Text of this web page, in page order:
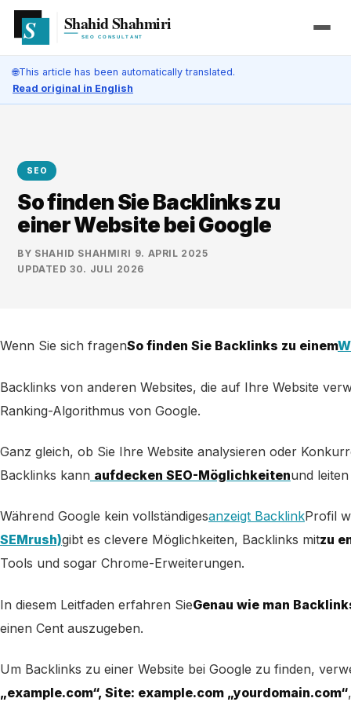
🌐This article has been automatically translated.
Read original in English
SEO
So finden Sie Backlinks zu
einer Website bei Google
BY SHAHID SHAHMIRI 9. APRIL 2025
UPDATED30. JULI 2026
Wenn Sie sich fragenSo finden Sie Backlinks zu einem
Backlinks von anderen Websites, die auf Ihre Website
Ranking-Algorithmus von Google.
Ganz gleich, ob Sie Ihre Website analysieren oder
Backlinks kann aufdecken SEO-Möglichkeitenund
Während Google kein vollständigesanzeigt BacklinkProfil
SEMrush)gibt es clevere Möglichkeiten, Backlinks mitzu
Tools und sogar Chrome-Erweiterungen.
In diesem Leitfaden erfahren SieGenau wie man
einen Cent auszugeben.
Um Backlinks zu einer Website bei Google zu finden,
„example.com“, Site: example.com „yourdomain.com“